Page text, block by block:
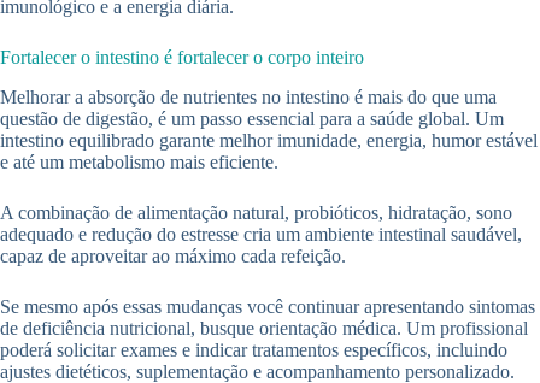
imunológico e a energia diária.
Fortalecer o intestino é fortalecer o corpo inteiro
Melhorar a absorção de nutrientes no intestino é mais do que uma
questão de digestão, é um passo essencial para a saúde global. Um
intestino equilibrado garante melhor imunidade, energia, humor estável
e até um metabolismo mais eficiente.
A combinação de alimentação natural, probióticos, hidratação, sono
adequado e redução do estresse cria um ambiente intestinal saudável,
capaz de aproveitar ao máximo cada refeição.
Se mesmo após essas mudanças você continuar apresentando sintomas
de deficiência nutricional, busque orientação médica. Um profissional
poderá solicitar exames e indicar tratamentos específicos, incluindo
ajustes dietéticos, suplementação e acompanhamento personalizado.